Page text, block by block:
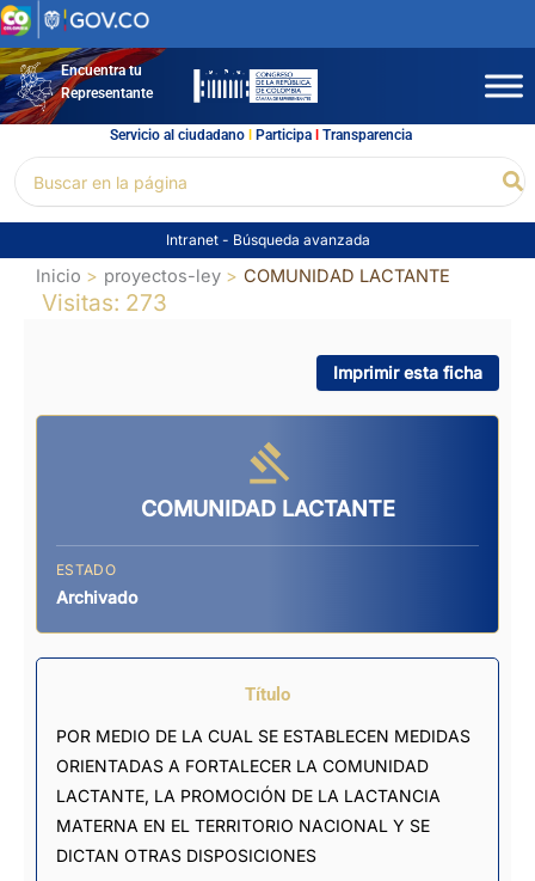
Ir
al
contenidoEncuentra tu
Representante
Servicio al ciudadano l Participal Transparencia
por:
Intranet - Búsqueda avanzada
Inicio proyectos-ley COMUNIDAD LACTANTE
Visitas: 273
Imprimir esta ficha
COMUNIDAD LACTANTE
ESTADO
Archivado
Título
POR MEDIO DE LA CUAL SE ESTABLECEN MEDIDAS
ORIENTADAS A FORTALECER LA COMUNIDAD
LACTANTE, LA PROMOCIÓN DE LA LACTANCIA
MATERNA EN EL TERRITORIO NACIONAL Y SE
DICTAN OTRAS DISPOSICIONES